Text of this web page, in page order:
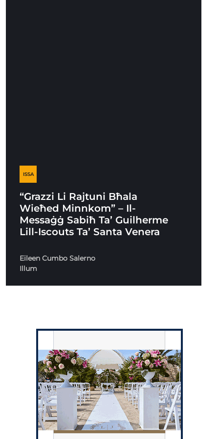
ISSA
“Grazzi Li Rajtuni Bħala
Wieħed Minnkom” – Il-
Messaġġ Sabiħ Ta’ Guilherme
Lill-Iscouts Ta’ Santa Venera
Eileen Cumbo Salerno
Illum